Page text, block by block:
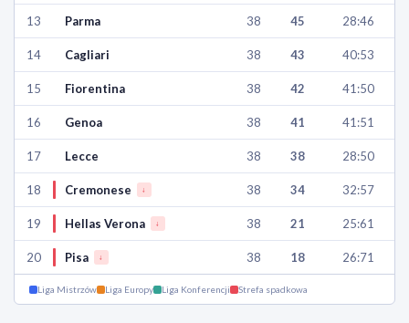
13 Parma 38 45 28:46
14 Cagliari 38 43 40:53
15 Fiorentina 38 42 41:50
16 Genoa 38 41 41:51
17 Lecce 38 38 28:50
18 Cremonese ↓ 38 34 32:57
19 Hellas Verona ↓ 38 21 25:61
20 Pisa ↓ 38 18 26:71
Liga Mistrzów Liga Europy Liga Konferencji Strefa spadkowa